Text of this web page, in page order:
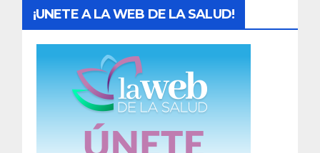
¡UNETE A LA WEB DE LA SALUD!